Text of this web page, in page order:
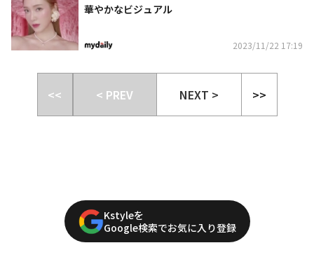
華やかなビジュアル
2023/11/22 17:19
<< < PREV NEXT > >>
Kstyleを
Google検索でお気に入り登録